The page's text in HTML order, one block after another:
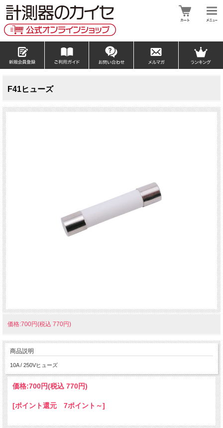
F41ヒューズ
価格:700円(税込 770円)
商品説明
10A / 250Vヒューズ
価格:700円(税込 770円)
[ポイント還元 7ポイント～]